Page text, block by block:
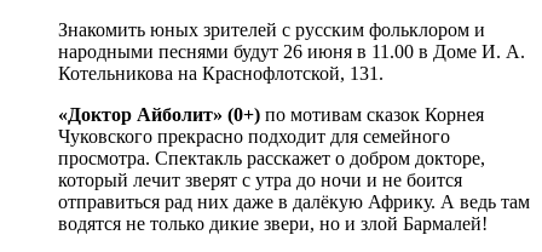
Знакомить юных зрителей с русским фольклором и
народными песнями будут 26 июня в 11.00 в Доме И. А.
Котельникова на Краснофлотской, 131.
«Доктор Айболит» (0+) по мотивам сказок Корнея
Чуковского прекрасно подходит для семейного
просмотра. Спектакль расскажет о добром докторе,
который лечит зверят с утра до ночи и не боится
отправиться рад них даже в далёкую Африку. А ведь там
водятся не только дикие звери, но и злой Бармалей!